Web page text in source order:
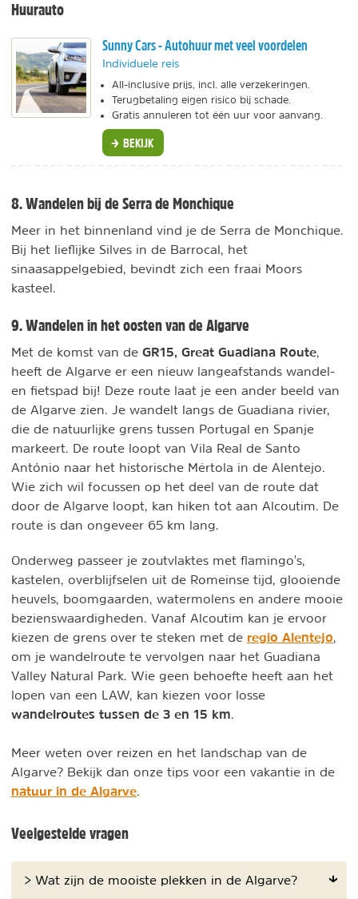
Huurauto
Sunny Cars - Autohuur met veel voordelen
Individuele reis
All-inclusive prijs, incl. alle verzekeringen.
Terugbetaling eigen risico bij schade.
Gratis annuleren tot één uur voor aanvang.
BEKIJK
8. Wandelen bij de Serra de Monchique
Meer in het binnenland vind je de Serra de Monchique.
Bij het lieflijke Silves in de Barrocal, het
sinaasappelgebied, bevindt zich een fraai Moors
kasteel.
9. Wandelen in het oosten van de Algarve
Met de komst van de GR15, Great Guadiana Route
heeft de Algarve er een nieuw langeafstands wandel-
en fietspad bij! Deze route laat je een ander beeld van
de Algarve zien. Je wandelt langs de Guadiana rivier,
die de natuurlijke grens tussen Portugal en Spanje
markeert. De route loopt van Vila Real de Santo
António naar het historische Mértola in de Alentejo.
Wie zich wil focussen op het deel van de route dat
door de Algarve loopt, kan hiken tot aan Alcoutim. De
route is dan ongeveer 65 km lang.
Onderweg passeer je zoutvlaktes met flamingo's,
kastelen, overblijfselen uit de Romeinse tijd, glooiende
heuvels, boomgaarden, watermolens en andere mooie
bezienswaardigheden. Vanaf Alcoutim kan je ervoor
kiezen de grens over te steken met de regio Alentejo
om je wandelroute te vervolgen naar het Guadiana
Valley Natural Park. Wie geen behoefte heeft aan het
lopen van een LAW, kan kiezen voor losse
wandelroutes tussen de 3 en 15 km
Meer weten over reizen en het landschap van de
Algarve? Bekijk dan onze tips voor een vakantie in de
natuur in de Algarve
Veelgestelde vragen
> Wat zijn de mooiste plekken in de Algarve?